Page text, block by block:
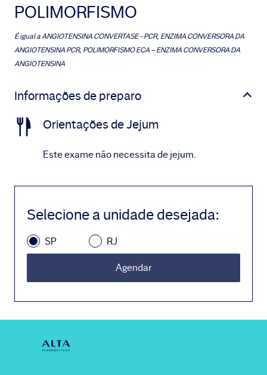
POLIMORFISMO
É igual aANGIOTENSINA CONVERTASE - PCR, ENZIMA CONVERSORA DA
ANGIOTENSINA PCR, POLIMORFISMO ECA – ENZIMA CONVERSORA DA
ANGIOTENSINA
Informações de preparo
Orientações de Jejum
Este exame não necessita de jejum.
Selecione a unidade desejada:
SP RJ
Agendar